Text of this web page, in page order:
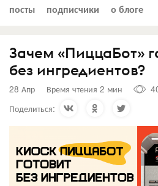
посты подписчики о блоге
Зачем «ПиццаБот»
без ингредиентов?
28 Апр Время чтения 2 мин
Поделиться: